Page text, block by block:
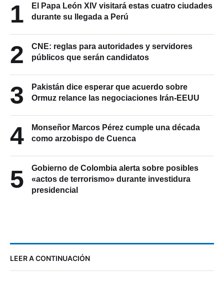
1
El Papa León XIV visitará estas cuatro ciudades
durante su llegada a Perú
2
CNE: reglas para autoridades y servidores
públicos que serán candidatos
3
Pakistán dice esperar que acuerdo sobre
Ormuz relance las negociaciones Irán-EEUU
4
Monseñor Marcos Pérez cumple una década
como arzobispo de Cuenca
5
Gobierno de Colombia alerta sobre posibles
«actos de terrorismo» durante investidura
presidencial
LEER A CONTINUACIÓN